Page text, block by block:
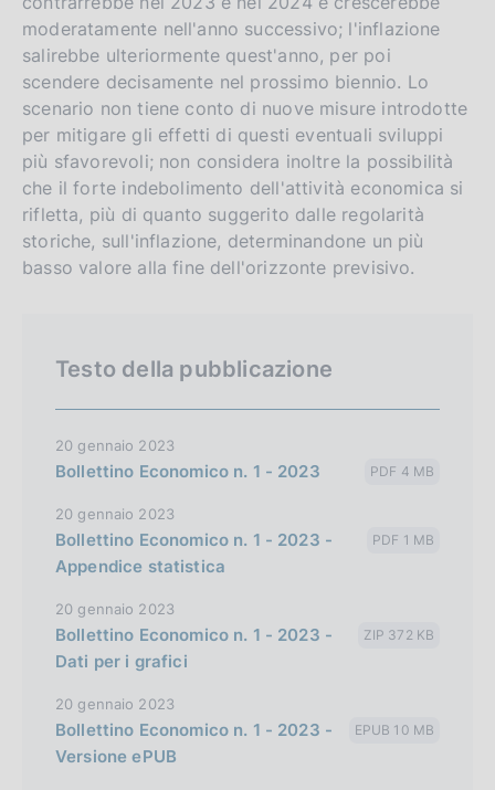
moderatamente nell'anno successivo; l'inflazione
salirebbe ulteriormente quest'anno, per poi
scendere decisamente nel prossimo biennio. Lo
scenario non tiene conto di nuove misure introdotte
per mitigare gli effetti di questi eventuali sviluppi
più sfavorevoli; non considera inoltre la possibilità
che il forte indebolimento dell'attività economica si
rifletta, più di quanto suggerito dalle regolarità
storiche, sull'inflazione, determinandone un più
basso valore alla fine dell'orizzonte previsivo.
Testo della pubblicazione
20 gennaio 2023
Bollettino Economico n. 1 - 2023 PDF 4 MB
20 gennaio 2023
Bollettino Economico n. 1 - 2023 -
Appendice statistica
PDF 1 MB
20 gennaio 2023
Bollettino Economico n. 1 - 2023 -
Dati per i grafici
ZIP 372 KB
20 gennaio 2023
Bollettino Economico n. 1 - 2023 -
Versione ePUB
EPUB 10 MB